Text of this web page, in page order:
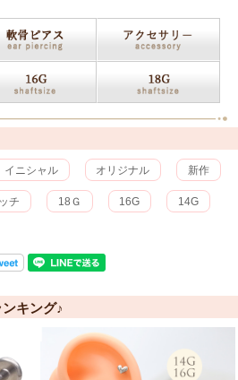
イニシャル オリジナル 新作
チ 18Ｇ 16G 14G
キング♪